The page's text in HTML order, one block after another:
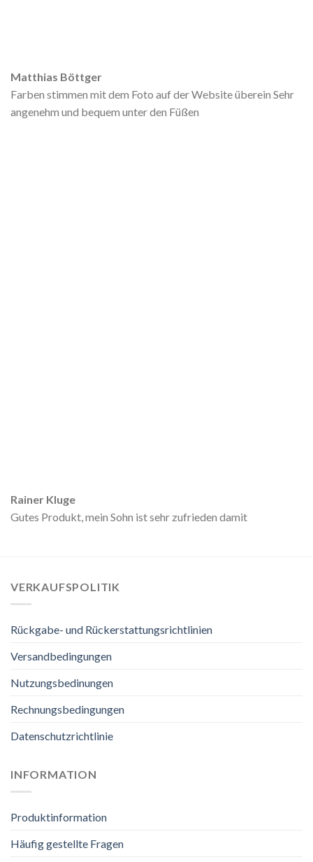
Matthias Böttger
Farben stimmen mit dem Foto auf der Website überein Sehr
angenehm und bequem unter den Füßen
Rainer Kluge
Gutes Produkt, mein Sohn ist sehr zufrieden damit
VERKAUFSPOLITIK
Rückgabe- und Rückerstattungsrichtlinien
Versandbedingungen
Nutzungsbedinungen
Rechnungsbedingungen
Datenschutzrichtlinie
INFORMATION
Produktinformation
Häufig gestellte Fragen